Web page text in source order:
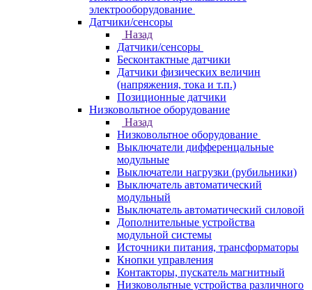
электрооборудование
Датчики/сенсоры
Назад
Датчики/сенсоры
Бесконтактные датчики
Датчики физических величин
(напряжения, тока и т.п.)
Позиционные датчики
Низковольтное оборудование
Назад
Низковольтное оборудование
Выключатели дифференцальные
модульные
Выключатели нагрузки (рубильники)
Выключатель автоматический
модульный
Выключатель автоматический силовой
Дополнительные устройства
модульной системы
Источники питания, трансформаторы
Кнопки управления
Контакторы, пускатель магнитный
Низковольтные устройства различного